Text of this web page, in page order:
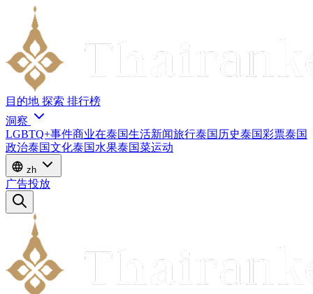
目的地 探索 排行榜
洞察
LGBTQ+事件商业在泰国生活新闻旅行泰国历史泰国彩票泰国
政治泰国文化泰国水果泰国菜运动
zh
广告投放